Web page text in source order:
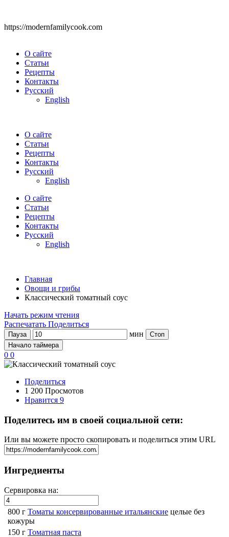
https://modernfamilycook.com
О сайте
Статьи
Рецепты
Контакты
Русский
English
О сайте
Статьи
Рецепты
Контакты
Русский
English
О сайте
Статьи
Рецепты
Контакты
Русский
English
Главная
Овощи и грибы
Классический томатный соус
Начать режим чтения
Распечатать Поделиться
Пауза мин
Стоп
Начало таймера
0 0
Поделиться
1 200 Просмотов
Нравится 9
Поделитесь им в своей социальной сети:
Или вы можете просто скопировать и поделиться этим URL
Ингредиенты
Сервировка на:
800 г Томаты консервированные итальянские целые без
кожуры
150 г Томатная паста